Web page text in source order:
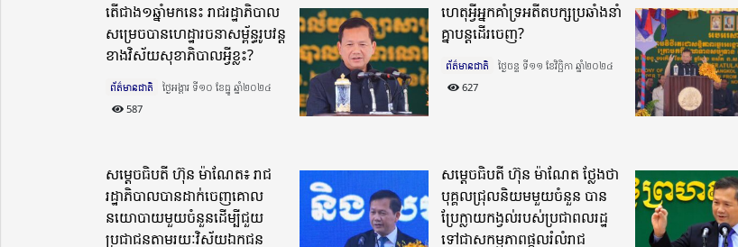
តើជាង១ឆ្នាំមកនេះ រាជរដ្ឋាភិបាល
សម្រេចបានហេដ្ឋារចនាសម្ព័ន្ធរូបវន្ត
ខាងវិស័យសុខាភិបាលអ្វីខ្លះ?
ព័ត៌មានជាតិ
ថ្ងៃអង្គារ ទី១០ ខែធ្នូ ឆ្នាំ២០២៤​
587
ហេតុអ្វីអ្នកគាំទ្រអតីតបក្សប្រឆាំងនាំ
គ្នាបន្តដើរចេញ?
ព័ត៌មានជាតិ
ថ្ងៃចន្ទ ទី១១ ខែវិច្ឆិកា ឆ្នាំ២០២៤​
627
សម្តេចធិបតី ហ៊ុន ម៉ាណែត៖ រាជ
រដ្ឋាភិបាលបានដាក់ចេញគោល
នយោបាយមួយចំនួនដើម្បីជួយ
ប្រជាជនតាមរយៈវិស័យឯកជន
សម្តេចធិបតី ហ៊ុន ម៉ាណែត ថ្លែងថា
បុគ្គលជ្រុលនិយមមួយចំនួន បាន
ប្រែក្លាយកង្វល់របស់ប្រជាពលរដ្ឋ
ទៅជាសកម្មភាពផ្តួលរំលំរាជ